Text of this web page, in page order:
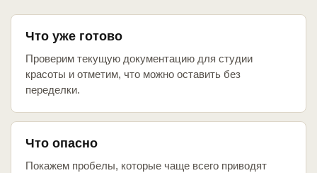
Что уже готово
Проверим текущую документацию для студии
красоты и отметим, что можно оставить без
переделки.
Что опасно
Покажем пробелы, которые чаще всего приводят